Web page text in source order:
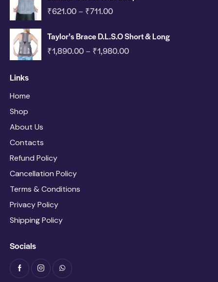
₹621.00 – ₹711.00
Taylor’s Brace D.L.S.O Short & Long
₹1,890.00 – ₹1,980.00
Links
Home
Shop
About Us
Contacts
Refund Policy
Cancellation Policy
Terms & Conditions
Privacy Policy
Shipping Policy
Socials